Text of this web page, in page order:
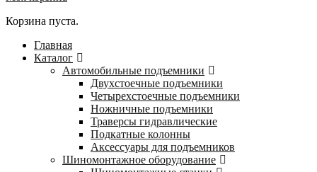
Корзина пуста.
Главная
Каталог
Автомобильные подъемники
Двухстоечные подъемники
Четырехстоечные подъемники
Ножничные подъемники
Траверсы гидравлические
Подкатные колонны
Аксессуары для подъемников
Шиномонтажное оборудование